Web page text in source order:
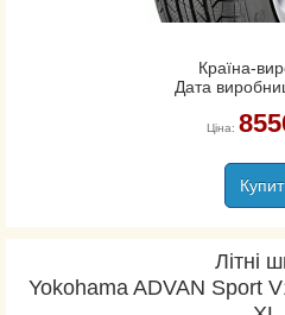
Країна-
Дата
Ціна:
Літні
Yokohama ADVAN Sport